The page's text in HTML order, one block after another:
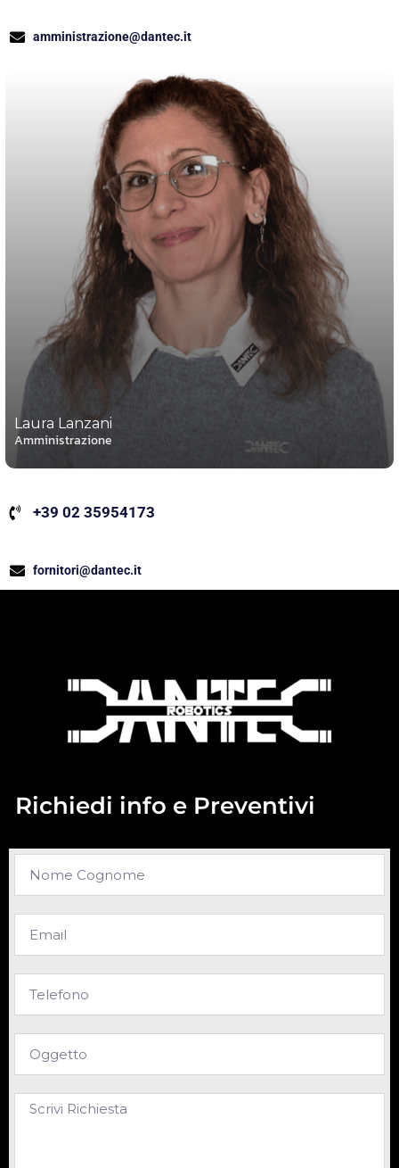
amministrazione@dantec.it
Laura Lanzani
Amministrazione
+39 02 35954173
fornitori@dantec.it
Richiedi info e Preventivi